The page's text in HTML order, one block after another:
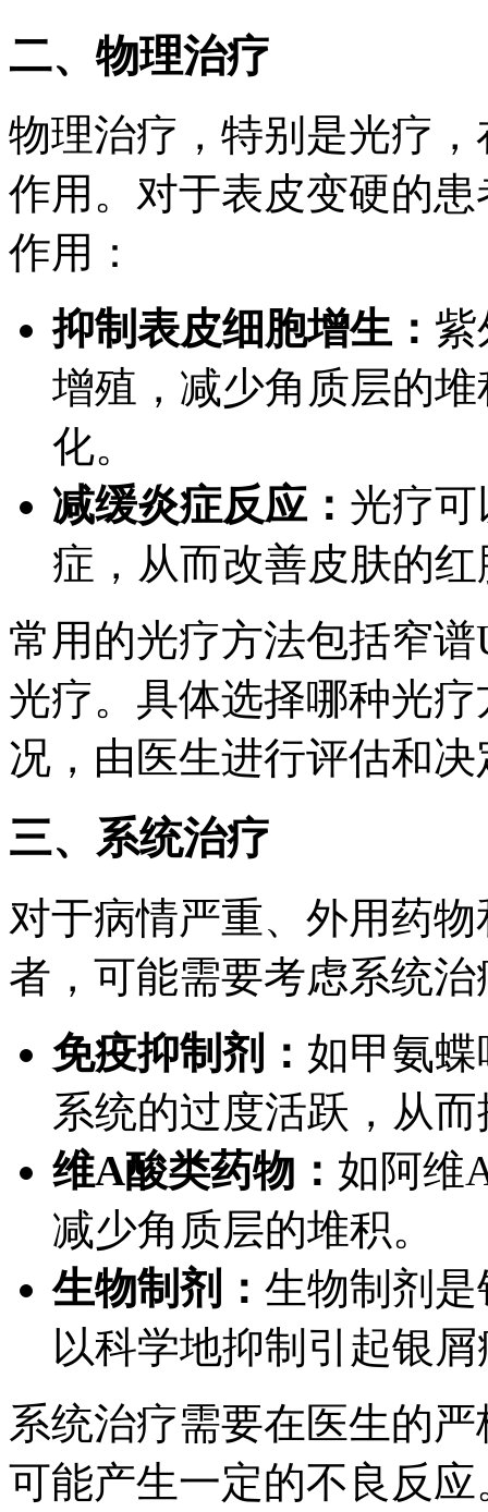
二、物理治疗
物理治疗，特别是光疗
作用。对于表皮变硬的
作用：
抑制表皮细胞增生： 紫
增殖，减少角质层的
化。
减缓炎症反应： 光疗
症，从而改善皮肤的
常用的光疗方法包括窄
光疗。具体选择哪种光
况，由医生进行评估和决
三、系统治疗
对于病情严重、外用药
者，可能需要考虑系统
免疫抑制剂： 如甲氨
系统的过度活跃，从
维A酸类药物： 如阿维
减少角质层的堆积。
生物制剂： 生物制剂
以科学地抑制引起银
系统治疗需要在医生的
可能产生一定的不良反应